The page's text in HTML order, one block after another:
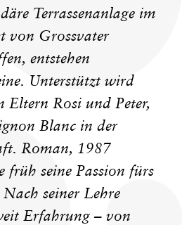
Terrassenanlage im
von Grossvater
entstehen
Unterstützt wird
Eltern Rosi und Peter,
Blanc in der
Roman, 1987
früh seine Passion fürs
seiner Lehre
Erfahrung – von